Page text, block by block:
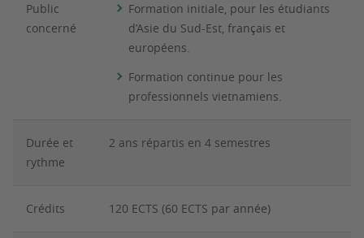
Public
concerné
Formation initiale, pour les étudiants
d’Asie du Sud-Est, français et
européens.
Formation continue pour les
professionnels vietnamiens.
Durée et
rythme
2 ans répartis en 4 semestres
Crédits 120 ECTS (60 ECTS par année)